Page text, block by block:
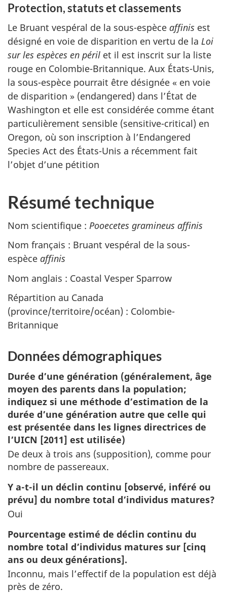
Protection, statuts et classements
Le Bruant vespéral de la sous-espèce affinis est
désigné en voie de disparition en vertu de la Loi
sur les espèces en péril et il est inscrit sur la liste
rouge en Colombie-Britannique. Aux États-Unis,
la sous-espèce pourrait être désignée « en voie
de disparition » (endangered) dans l’État de
Washington et elle est considérée comme étant
particulièrement sensible (sensitive-critical) en
Oregon, où son inscription à l’Endangered
Species Act des États-Unis a récemment fait
l’objet d’une pétition
Résumé technique
Nom scientifique : Pooecetes gramineus affinis
Nom français : Bruant vespéral de la sous-
espèce affinis
Nom anglais : Coastal Vesper Sparrow
Répartition au Canada
(province/territoire/océan) : Colombie-
Britannique
Données démographiques
Durée d’une génération (généralement, âge
moyen des parents dans la population;
indiquez si une méthode d’estimation de la
durée d’une génération autre que celle qui
est présentée dans les lignes directrices de
l’UICN [2011] est utilisée)
De deux à trois ans (supposition), comme pour
nombre de passereaux.
Y a-t-il un déclin continu [observé, inféré ou
prévu] du nombre total d’individus matures?
Oui
Pourcentage estimé de déclin continu du
nombre total d’individus matures sur [cinq
ans ou deux générations].
Inconnu, mais l’effectif de la population est déjà
près de zéro.